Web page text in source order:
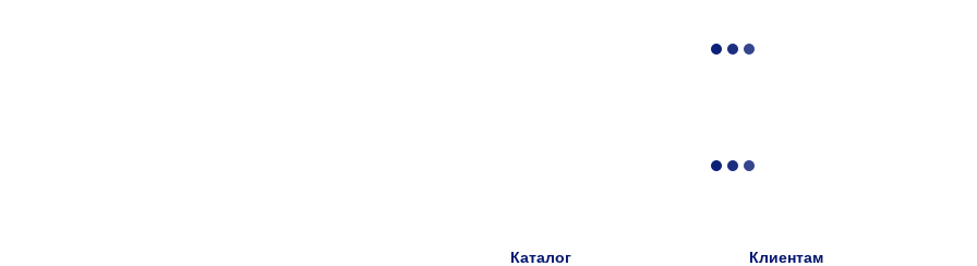
Каталог Клиентам